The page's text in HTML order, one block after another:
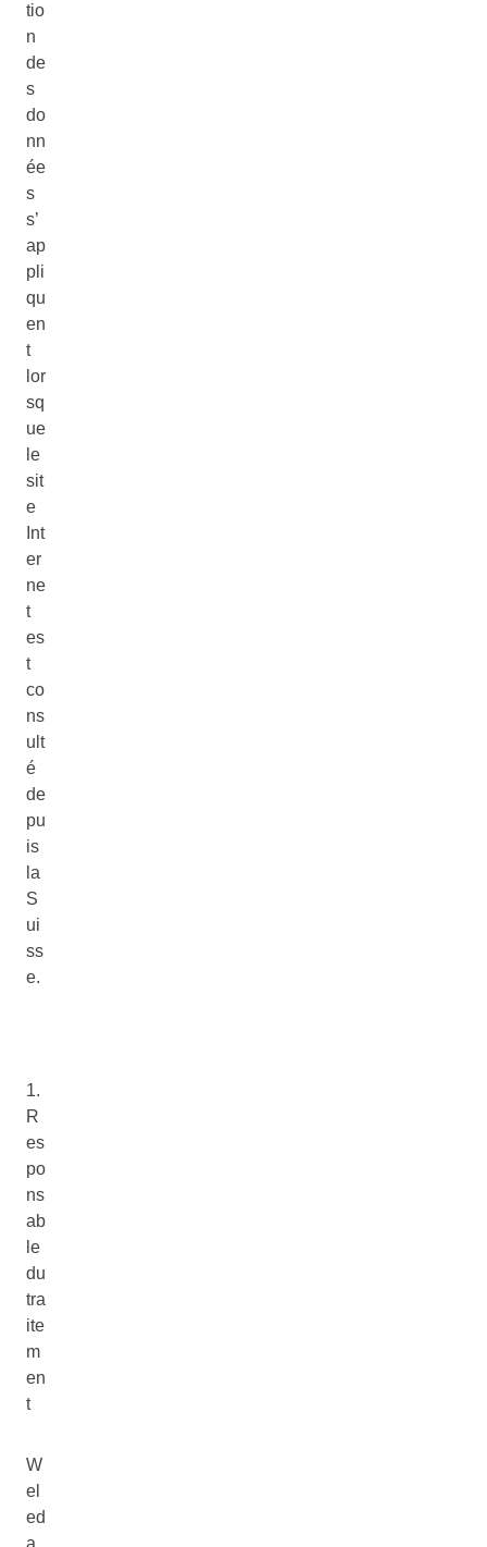
tio
n
de
s
do
nn
ée
s
s’
ap
pli
qu
en
t
lor
sq
ue
le
sit
e
Int
er
ne
t
es
t
co
ns
ult
é
de
pu
is
la
S
ui
ss
e.
1.
R
es
po
ns
ab
le
du
tra
ite
m
en
t
W
el
ed
a